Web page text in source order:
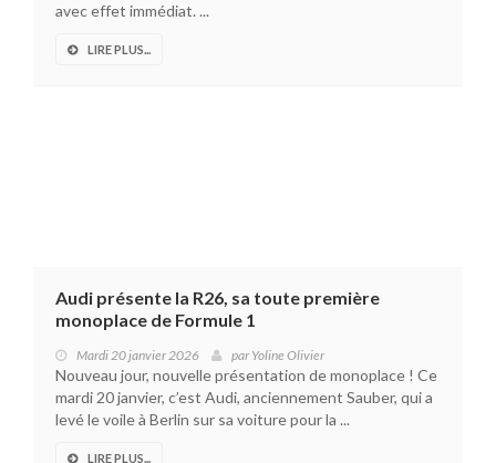
avec effet immédiat. ...
LIRE PLUS...
Audi présente la R26, sa toute première
monoplace de Formule 1
Mardi 20 janvier 2026 par Yoline Olivier
Nouveau jour, nouvelle présentation de monoplace ! Ce
mardi 20 janvier, c’est Audi, anciennement Sauber, qui a
levé le voile à Berlin sur sa voiture pour la ...
LIRE PLUS...